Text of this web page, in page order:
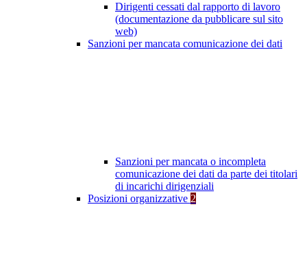
Dirigenti cessati dal rapporto di lavoro
(documentazione da pubblicare sul sito
web)
Sanzioni per mancata comunicazione dei dati
Sanzioni per mancata o incompleta
comunicazione dei dati da parte dei titolari
di incarichi dirigenziali
Posizioni organizzative 2